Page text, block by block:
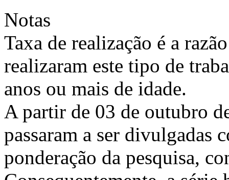
Notas
Taxa de realização é a
realizaram este tipo de
anos ou mais de idade.
A partir de 03 de outubro
passaram a ser divulgadas
ponderação da pesquisa,